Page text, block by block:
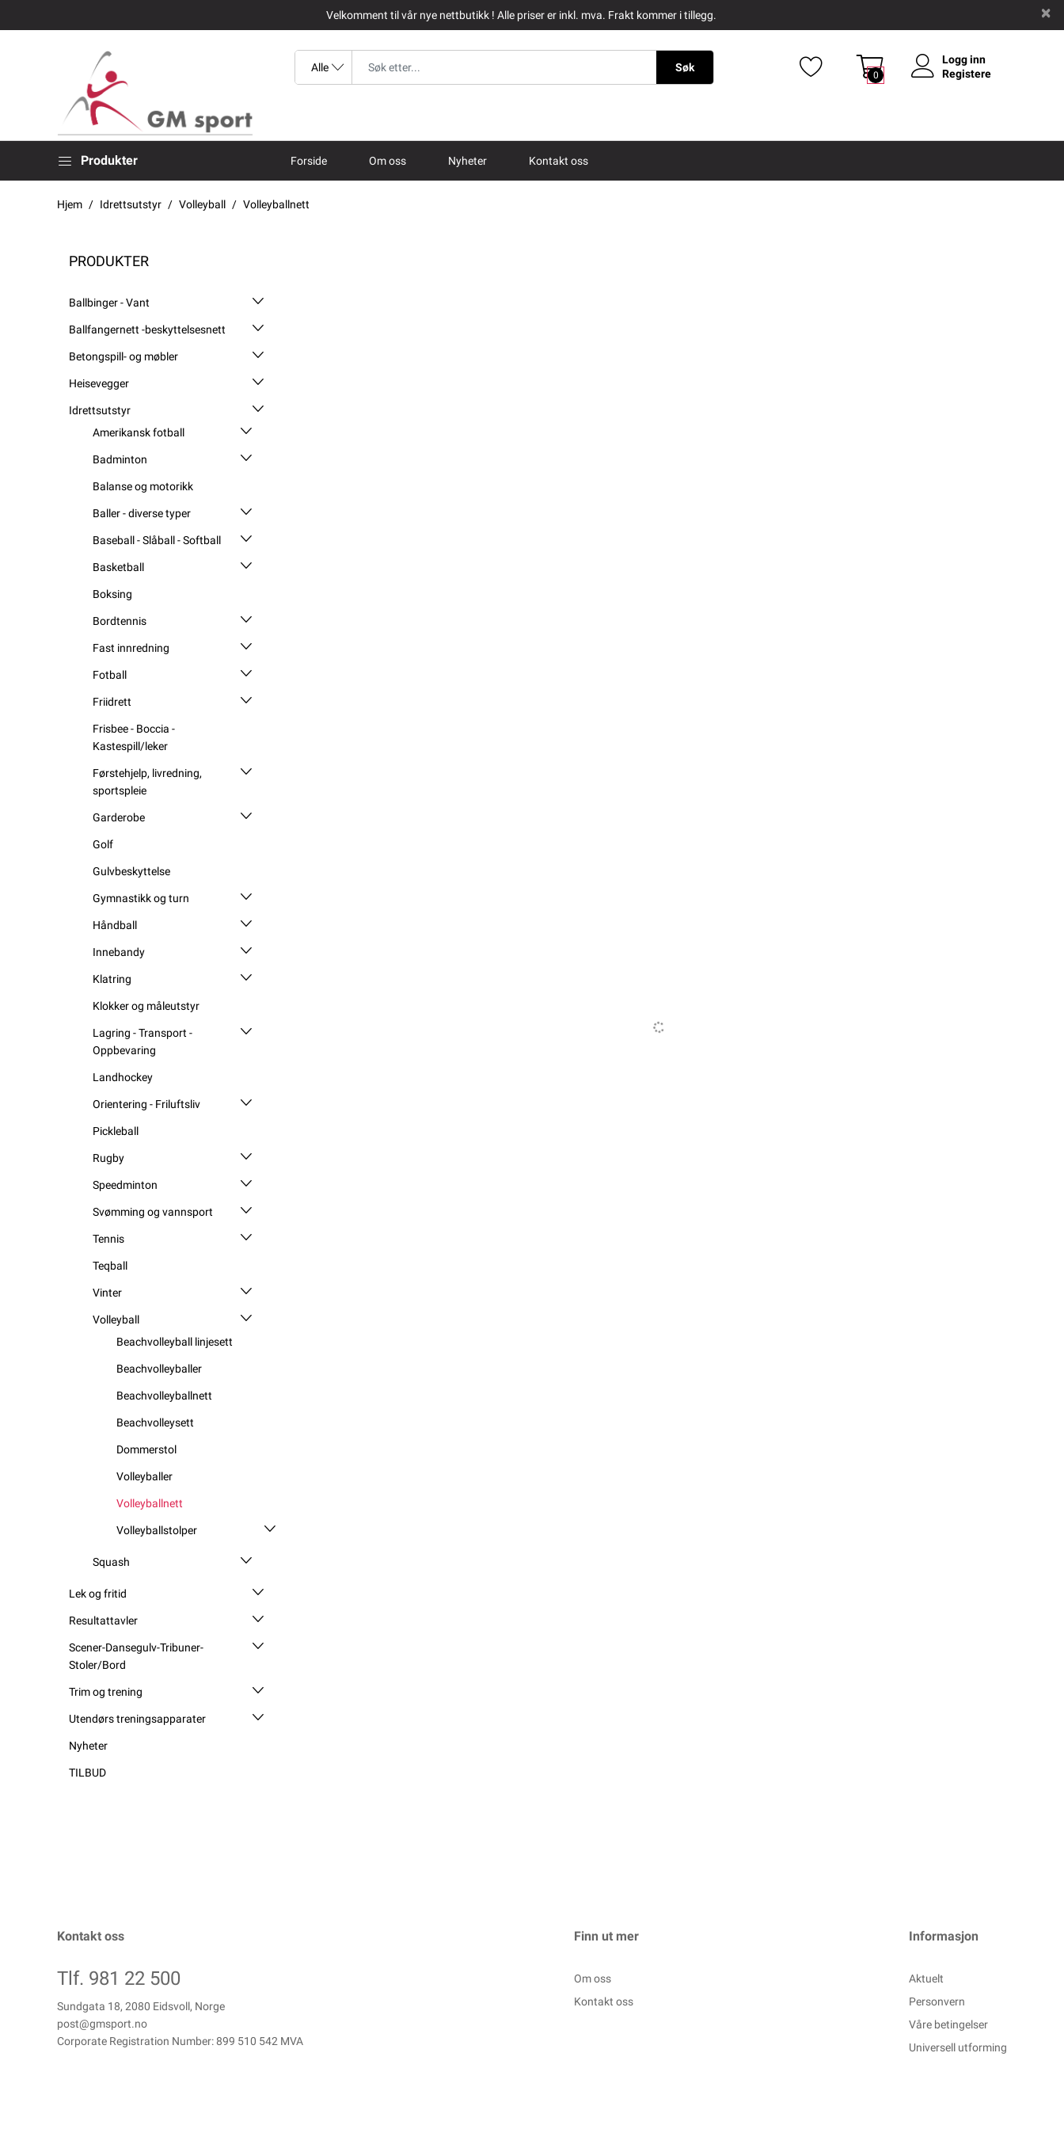
Velkomment til vår nye nettbutikk ! Alle priser er inkl. mva. Frakt kommer i tillegg.
Søk
0
Logg inn
Registere
Produkter Forside Om oss Nyheter Kontakt oss
Hjem Idrettsutstyr Volleyball Volleyballnett
PRODUKTER
Ballbinger - Vant
Ballfangernett -beskyttelsesnett
Betongspill- og møbler
Heisevegger
Idrettsutstyr
Amerikansk fotball
Badminton
Balanse og motorikk
Baller - diverse typer
Baseball - Slåball - Softball
Basketball
Boksing
Bordtennis
Fast innredning
Fotball
Friidrett
Frisbee - Boccia -
Kastespill/leker
Førstehjelp, livredning,
sportspleie
Garderobe
Golf
Gulvbeskyttelse
Gymnastikk og turn
Håndball
Innebandy
Klatring
Klokker og måleutstyr
Lagring - Transport -
Oppbevaring
Landhockey
Orientering - Friluftsliv
Pickleball
Rugby
Speedminton
Svømming og vannsport
Tennis
Teqball
Vinter
Volleyball
Beachvolleyball linjesett
Beachvolleyballer
Beachvolleyballnett
Beachvolleysett
Dommerstol
Volleyballer
Volleyballnett
Volleyballstolper
Squash
Lek og fritid
Resultattavler
Scener-Dansegulv-Tribuner-
Stoler/Bord
Trim og trening
Utendørs treningsapparater
Nyheter
TILBUD
Kontakt oss
Tlf. 981 22 500
Sundgata 18, 2080 Eidsvoll, Norge
post@gmsport.no
Corporate Registration Number: 899 510 542 MVA
Finn ut mer
Om oss
Kontakt oss
Informasjon
Aktuelt
Personvern
Våre betingelser
Universell utforming